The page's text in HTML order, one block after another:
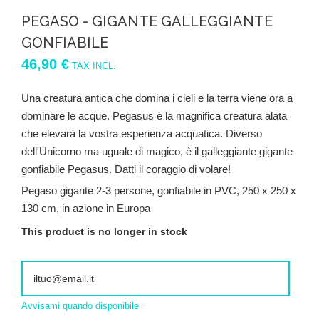
PEGASO - GIGANTE GALLEGGIANTE
GONFIABILE
46,90 € TAX INCL.
Una creatura antica che domina i cieli e la terra viene ora a
dominare le acque. Pegasus è la magnifica creatura alata
che elevarà la vostra esperienza acquatica. Diverso
dell'Unicorno ma uguale di magico, è il galleggiante gigante
gonfiabile Pegasus. Datti il coraggio di volare!
Pegaso gigante 2-3 persone, gonfiabile in PVC, 250 x 250 x
130 cm, in azione in Europa
This product is no longer in stock
Avvisami quando disponibile